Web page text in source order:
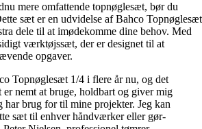
mere omfattende topnøglesæt, bør du
sæt er en udvidelse af Bahco Topnøglesæt
dele til at imødekomme dine behov. Med
værktøjssæt, der er designet til at
opgaver.
Topnøglesæt 1/4 i flere år nu, og det
nemt at bruge, holdbart og giver mig
har brug for til mine projekter. Jeg kan
sæt til enhver håndværker eller gør-